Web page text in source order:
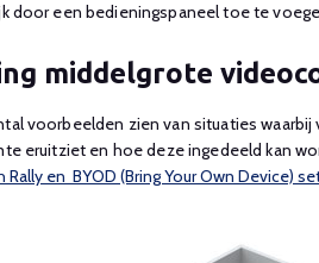
door een bedieningspaneel toe te
middelgrote
voorbeelden zien van situaties
eruitziet en hoe deze ingedeeld kan
Rally en BYOD (Bring Your Own Device)